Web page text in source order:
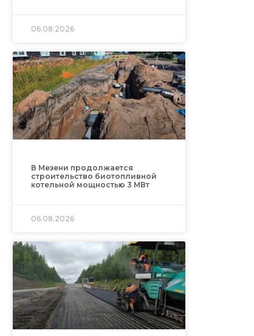
06.08.2026
В Мезени продолжается
строительство биотопливной
котельной мощностью 3 МВт
06.08.2026